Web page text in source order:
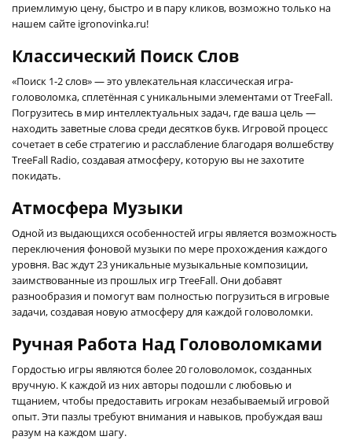
приемлимую цену, быстро и в пару кликов, возможно только на
нашем сайте igronovinka.ru!
Классический Поиск Слов
«Поиск 1-2 слов» — это увлекательная классическая игра-
головоломка, сплетённая с уникальными элементами от TreeFall.
Погрузитесь в мир интеллектуальных задач, где ваша цель —
находить заветные слова среди десятков букв. Игровой процесс
сочетает в себе стратегию и расслабление благодаря волшебству
TreeFall Radio, создавая атмосферу, которую вы не захотите
покидать.
Атмосфера Музыки
Одной из выдающихся особенностей игры является возможность
переключения фоновой музыки по мере прохождения каждого
уровня. Вас ждут 23 уникальные музыкальные композиции,
заимствованные из прошлых игр TreeFall. Они добавят
разнообразия и помогут вам полностью погрузиться в игровые
задачи, создавая новую атмосферу для каждой головоломки.
Ручная Работа Над Головоломками
Гордостью игры являются более 20 головоломок, созданных
вручную. К каждой из них авторы подошли с любовью и
тщанием, чтобы предоставить игрокам незабываемый игровой
опыт. Эти пазлы требуют внимания и навыков, пробуждая ваш
разум на каждом шагу.